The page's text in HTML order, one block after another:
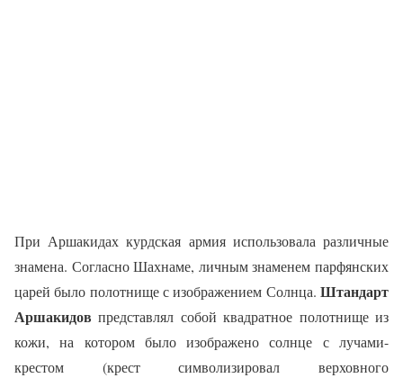
При Аршакидах курдская армия использовала различные
знамена. Согласно Шахнаме, личным знаменем парфянских
царей было полотнище с изображением Солнца. Штандарт
Аршакидов представлял собой квадратное полотнище из
кожи, на котором было изображено солнце с лучами-
крестом (крест символизировал верховного